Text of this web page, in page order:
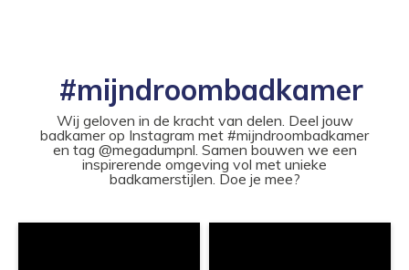
#mijndroombadkamer
Wij geloven in de kracht van delen. Deel jouw
badkamer op Instagram met #mijndroombadkamer
en tag @megadumpnl. Samen bouwen we een
inspirerende omgeving vol met unieke
badkamerstijlen. Doe je mee?